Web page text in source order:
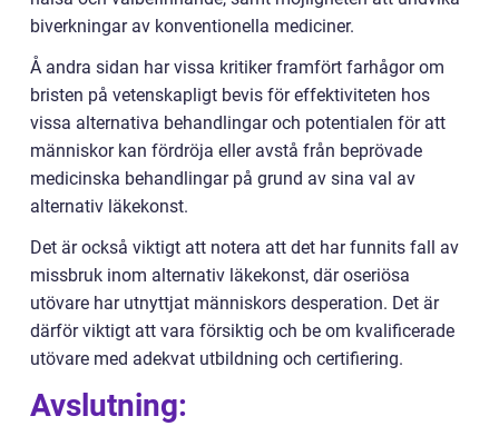
biverkningar av konventionella mediciner.
Å andra sidan har vissa kritiker framfört farhågor om
bristen på vetenskapligt bevis för effektiviteten hos
vissa alternativa behandlingar och potentialen för att
människor kan fördröja eller avstå från beprövade
medicinska behandlingar på grund av sina val av
alternativ läkekonst.
Det är också viktigt att notera att det har funnits fall av
missbruk inom alternativ läkekonst, där oseriösa
utövare har utnyttjat människors desperation. Det är
därför viktigt att vara försiktig och be om kvalificerade
utövare med adekvat utbildning och certifiering.
Avslutning: